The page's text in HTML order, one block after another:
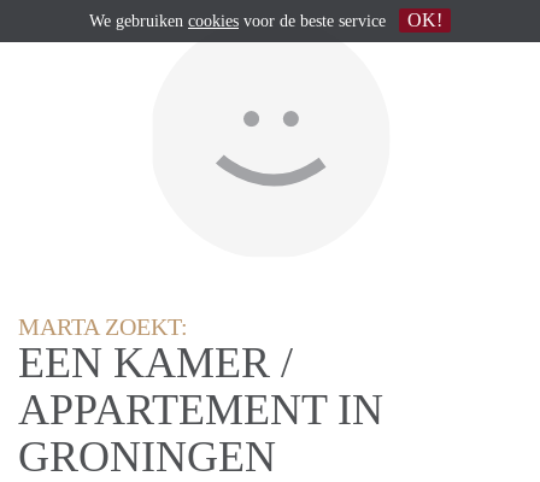
MARTA ZOEKT:
EEN KAMER /
APPARTEMENT IN
GRONINGEN
We gebruiken cookies voor de beste service OK!